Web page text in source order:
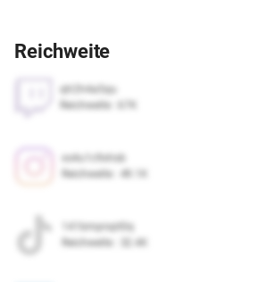
Reichweite
qtr2h4a5qu
Reichweite
xs4u1c9xhsb
Reichweite
141bmprxpt0q
Reichweite